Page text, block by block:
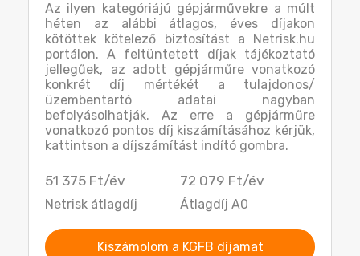
Az ilyen kategóriájú gépjárművekre a múlt
héten az alábbi átlagos, éves díjakon
kötöttek kötelező biztosítást a Netrisk.hu
portálon. A feltüntetett díjak tájékoztató
jellegűek, az adott gépjárműre vonatkozó
konkrét díj mértékét a tulajdonos/
üzembentartó adatai nagyban
befolyásolhatják. Az erre a gépjárműre
vonatkozó pontos díj kiszámításához kérjük,
kattintson a díjszámítást indító gombra.
51 375 Ft/év
Netrisk átlagdíj
72 079 Ft/év
Átlagdíj A0
Kiszámolom a KGFB díjamat